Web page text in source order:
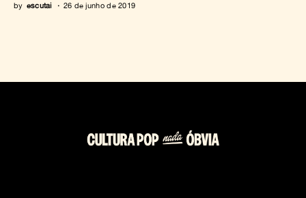
by escutai 26 de junho de 2019